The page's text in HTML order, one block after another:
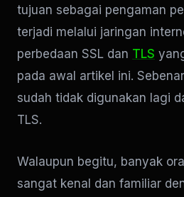
tujuan sebagai pengaman
terjadi melalui jaringan
perbedaan SSL dan TLS
pada awal artikel ini.
sudah tidak digunakan lagi
TLS.
Walaupun begitu, banyak
sangat kenal dan familiar